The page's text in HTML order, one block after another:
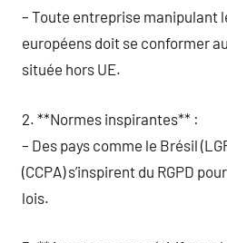
– Toute entreprise manipulant
européens doit se conformer
située hors UE.
2. **Normes inspirantes** :
– Des pays comme le Brésil
(CCPA) s’inspirent du RGPD
lois.